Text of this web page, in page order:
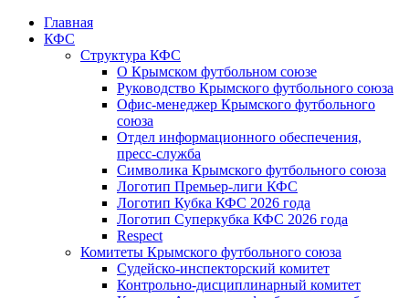
Главная
КФС
Структура КФС
О Крымском футбольном союзе
Руководство Крымского футбольного союза
Офис-менеджер Крымского футбольного
союза
Отдел информационного обеспечения,
пресс-служба
Символика Крымского футбольного союза
Логотип Премьер-лиги КФС
Логотип Кубка КФС 2026 года
Логотип Суперкубка КФС 2026 года
Respect
Комитеты Крымского футбольного союза
Судейско-инспекторский комитет
Контрольно-дисциплинарный комитет